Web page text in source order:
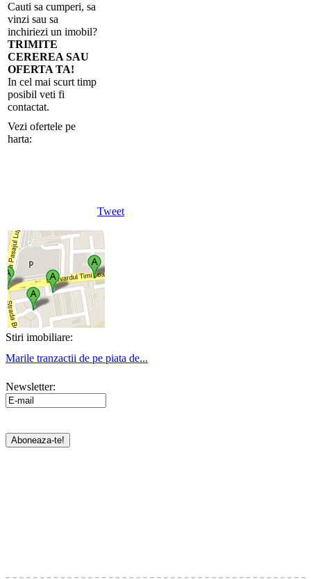
Tweet
Cauti sa cumperi, sa
vinzi sau sa
inchiriezi un imobil?
TRIMITE
CEREREA SAU
OFERTA TA!
In cel mai scurt timp
posibil veti fi
contactat.
Vezi ofertele pe
harta:
Stiri imobiliare:
Marile tranzactii de pe piata de...
Newsletter: